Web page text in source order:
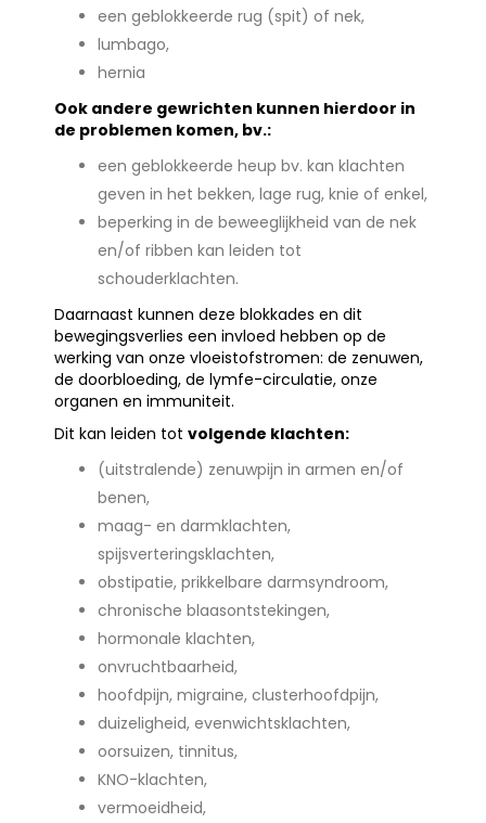
een geblokkeerde rug (spit) of nek,
lumbago,
hernia
Ook andere gewrichten kunnen hierdoor in
de problemen komen, bv.:
een geblokkeerde heup bv. kan klachten
geven in het bekken, lage rug, knie of enkel,
beperking in de beweeglijkheid van de nek
en/of ribben kan leiden tot
schouderklachten.
Daarnaast kunnen deze blokkades en dit
bewegingsverlies een invloed hebben op de
werking van onze vloeistofstromen: de zenuwen,
de doorbloeding, de lymfe-circulatie, onze
organen en immuniteit.
Dit kan leiden tot volgende klachten:
(uitstralende) zenuwpijn in armen en/of
benen,
maag- en darmklachten,
spijsverteringsklachten,
obstipatie, prikkelbare darmsyndroom,
chronische blaasontstekingen,
hormonale klachten,
onvruchtbaarheid,
hoofdpijn, migraine, clusterhoofdpijn,
duizeligheid, evenwichtsklachten,
oorsuizen, tinnitus,
KNO-klachten,
vermoeidheid,